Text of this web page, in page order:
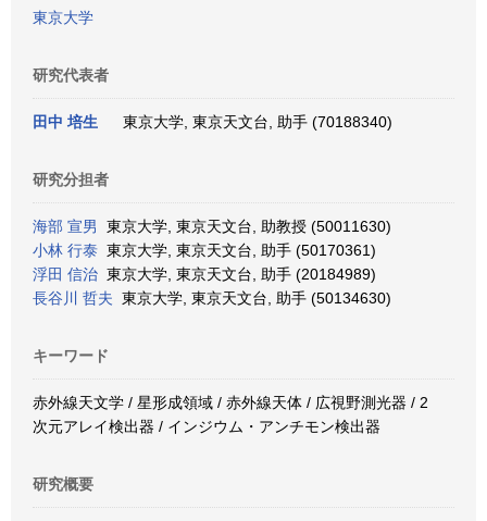
東京大学
研究代表者
田中 培生 東京大学, 東京天文台, 助手 (70188340)
研究分担者
海部 宣男
東京大学, 東京天文台, 助教授 (50011630)
小林 行泰 東京大学, 東京天文台, 助手 (50170361)
浮田 信治 東京大学, 東京天文台, 助手 (20184989)
長谷川 哲夫 東京大学, 東京天文台, 助手 (50134630)
キーワード
赤外線天文学 / 星形成領域 / 赤外線天体 / 広視野測光器 / 2
次元アレイ検出器 / インジウム・アンチモン検出器
研究概要